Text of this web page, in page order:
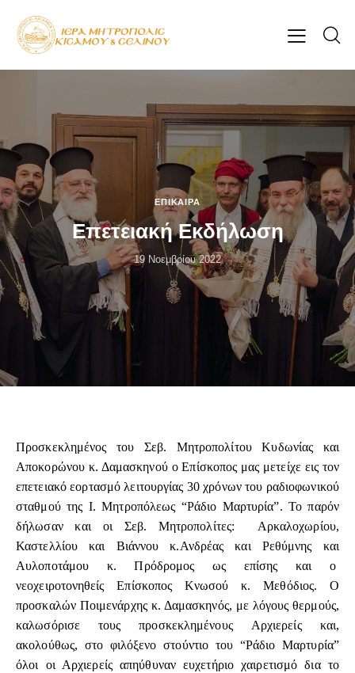
ΕΠΊΚΑΙΡΑ
Επετειακή Εκδήλωση
19 Νοεμβρίου 2022
Προσκεκλημένος του Σεβ. Μητροπολίτου Κυδωνίας και
Αποκορώνου κ. Δαμασκηνού ο Επίσκοπος μας μετείχε εις τον
επετειακό εορτασμό λειτουργίας 30 χρόνων του ραδιοφωνικού
σταθμού της Ι. Μητροπόλεως “Ράδιο Μαρτυρία”. Το παρόν
δήλωσαν και οι Σεβ. Μητροπολίτες: Αρκαλοχωρίου,
Καστελλίου και Βιάννου κ.Ανδρέας και Ρεθύμνης και
Αυλοποτάμου κ. Πρόδρομος ως επίσης και ο
νεοχειροτονηθείς Επίσκοπος Κνωσού κ. Μεθόδιος. Ο
προσκαλών Ποιμενάρχης κ. Δαμασκηνός, με λόγους θερμούς,
καλωσόρισε τους προσκεκλημένους Αρχιερείς και,
ακολούθως, στο φιλόξενο στούντιο του “Ράδιο Μαρτυρία”
όλοι οι Αρχιερείς απηύθυναν ευχετήριο χαιρετισμό δια το